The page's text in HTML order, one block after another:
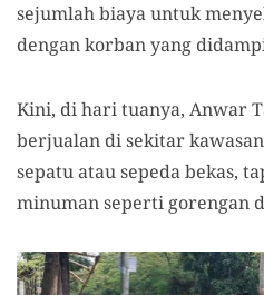
sejumlah biaya untuk
dengan korban yang
Kini, di hari tuanya, Anwar
berjualan di sekitar
sepatu atau sepeda bekas,
minuman seperti gorengan